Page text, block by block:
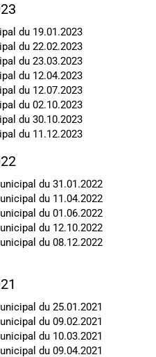
du 19.01.2023
du 22.02.2023
du 23.03.2023
du 12.04.2023
du 12.07.2023
du 02.10.2023
du 30.10.2023
du 11.12.2023
du 31.01.2022
du 11.04.2022
du 01.06.2022
du 12.10.2022
du 08.12.2022
du 25.01.2021
du 09.02.2021
du 10.03.2021
du 09.04.2021